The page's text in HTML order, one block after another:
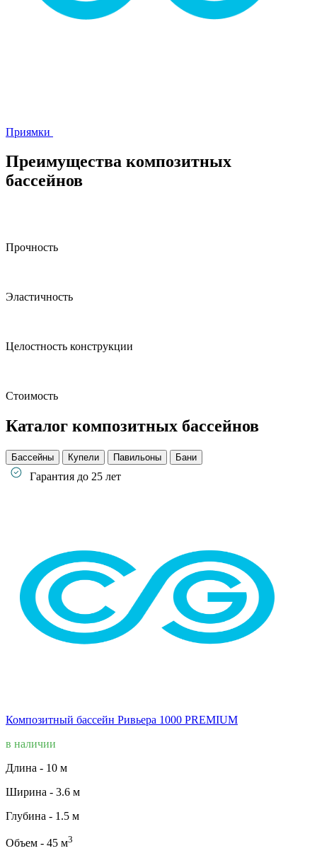
Приямки
Преимущества композитных
бассейнов
Прочность
Эластичность
Целостность конструкции
Стоимость
Каталог композитных бассейнов
Бассейны Купели Павильоны Бани
Гарантия до 25 лет
Композитный бассейн Ривьера 1000 PREMIUM
в наличии
Длина - 10 м
Ширина - 3.6 м
Глубина - 1.5 м
Объем - 45 м3